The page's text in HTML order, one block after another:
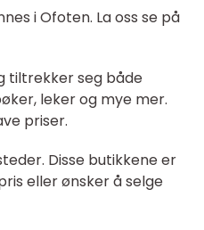
i Ofoten. La oss se på
tiltrekker seg både
leker og mye mer.
priser.
Disse butikkene er
eller ønsker å selge